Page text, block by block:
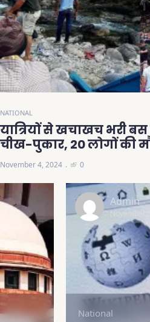
NATIONAL
यात्रियों से खचाखच भरी
चीख-पुकार, 20 लोगों की
November 4, 2024 0
November 5, 2024
National